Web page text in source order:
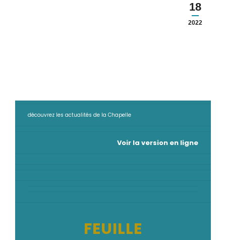
18
2022
découvrez les actualités de la Chapelle
Voir la version en ligne
FEUILLE